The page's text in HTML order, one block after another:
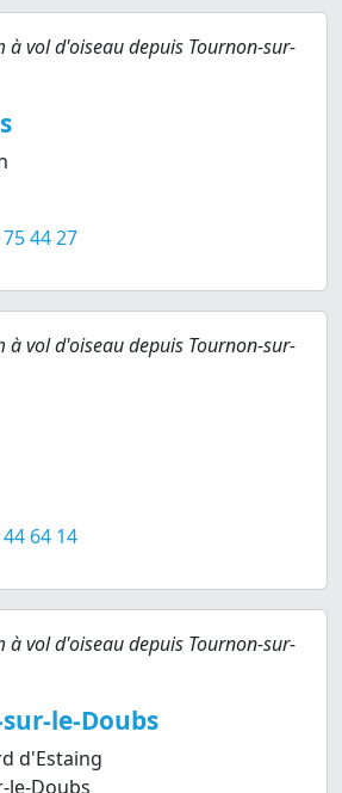
à vol d'oiseau depuis Tournon-sur-
44 27
à vol d'oiseau depuis Tournon-sur-
64 14
à vol d'oiseau depuis Tournon-sur-
le-Doubs
d'Estaing
le-Doubs